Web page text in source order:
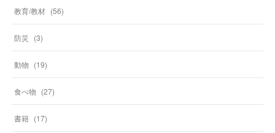
教育/教材 (56)
防災 (3)
動物 (19)
食べ物 (27)
書籍 (17)